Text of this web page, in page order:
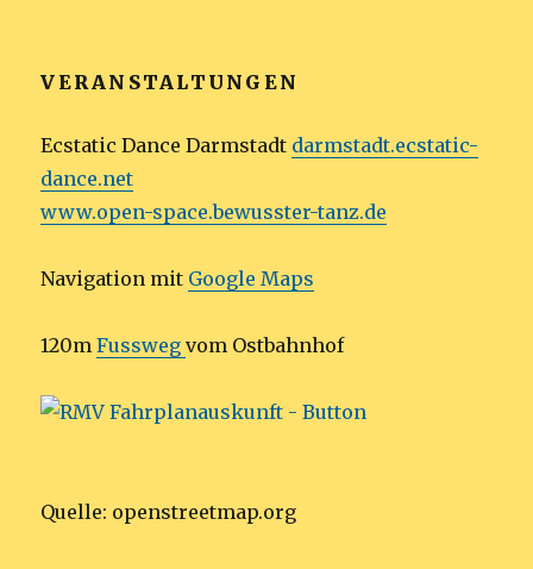
VERANSTALTUNGEN
Ecstatic Dance Darmstadt darmstadt.ecstatic-
dance.net
www.open-space.bewusster-tanz.de
Navigation mit Google Maps
120mFusswegvom Ostbahnhof
Quelle: openstreetmap.org